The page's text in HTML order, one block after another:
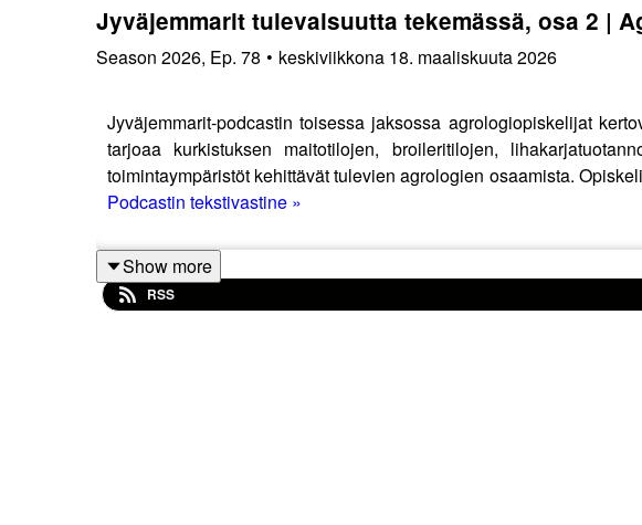
Jyväjemmarit tulevaisuutta tekemässä, osa 2 |
Season 2026, Ep. 78 • keskiviikkona 18. maaliskuuta 2026
Jyväjemmarit‑podcastin toisessa jaksossa agrologiopiskelijat
tarjoaa kurkistuksen maitotilojen, broileritilojen,
toimintaympäristöt kehittävät tulevien agrologien osaamista.
Podcastin tekstivastine »
Show more
RSS